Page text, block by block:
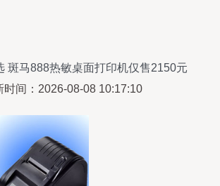
斑马888热敏桌面打印机仅售2150元
时间：2026-08-08 10:17:10